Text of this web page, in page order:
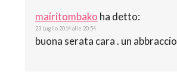
mairitombako ha detto:
23 Luglio 2014 alle 20:54
buona serata cara . un abbraccio